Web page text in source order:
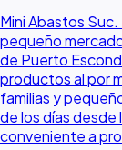
Mini Abastos
pequeño
de Puerto
productos al por
familias y
de los días desde
conveniente a